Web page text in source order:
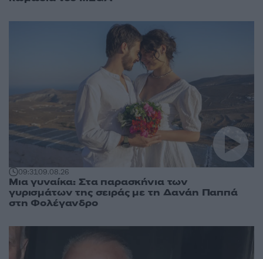
09:3109.08.26
Μια γυναίκα: Στα παρασκήνια των
γυρισμάτων της σειράς με τη Δανάη Παππά
στη Φολέγανδρο